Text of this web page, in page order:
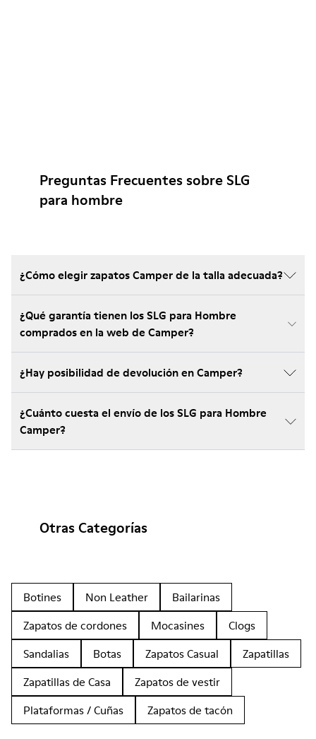
Preguntas Frecuentes sobre SLG
para hombre
¿Cómo elegir zapatos Camper de la talla adecuada?
¿Qué garantía tienen los SLG para Hombre
comprados en la web de Camper?
¿Hay posibilidad de devolución en Camper?
¿Cuánto cuesta el envío de los SLG para Hombre
Camper?
Otras Categorías
Botines Non Leather
Bailarinas
Zapatos de cordones
Mocasines
Clogs
Sandalias
Botas Zapatos Casual
Zapatillas
Zapatillas de Casa
Zapatos de vestir
Plataformas / Cuñas
Zapatos de tacón